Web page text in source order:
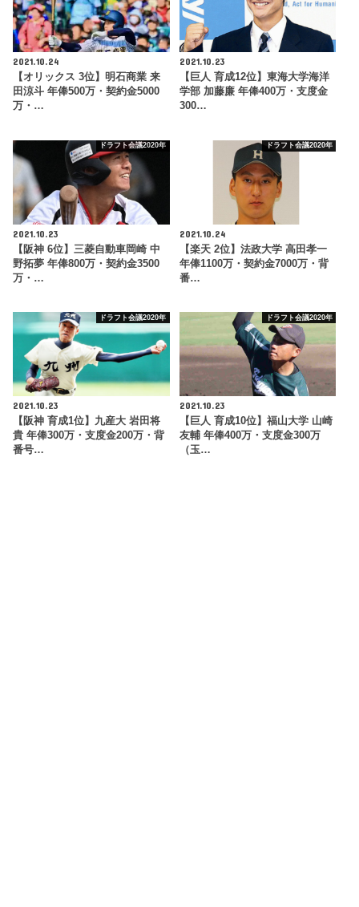
2021.10.24
【オリックス 3位】明石商業 来
田涼斗 年俸500万・契約金5000
万・…
2021.10.23
【巨人 育成12位】東海大学海洋
学部 加藤廉 年俸400万・支度金
300…
ドラフト会議2020年
2021.10.23
【阪神 6位】三菱自動車岡崎 中
野拓夢 年俸800万・契約金3500
万・…
ドラフト会議2020年
2021.10.24
【楽天 2位】法政大学 高田孝一
年俸1100万・契約金7000万・背
番…
ドラフト会議2020年
2021.10.23
【阪神 育成1位】九産大 岩田将
貴 年俸300万・支度金200万・背
番号…
ドラフト会議2020年
2021.10.23
【巨人 育成10位】福山大学 山崎
友輔 年俸400万・支度金300万
（玉…